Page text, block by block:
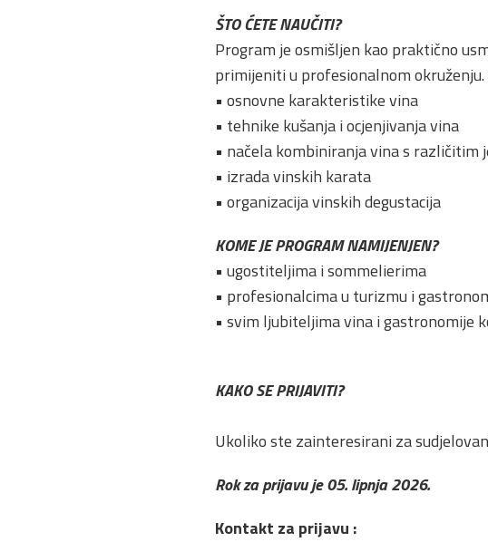
ŠTO ĆETE NAUČITI?
Program je osmišljen kao praktično
primijeniti u profesionalnom okruženju.
• osnovne karakteristike vina
• tehnike kušanja i ocjenjivanja vina
• načela kombiniranja vina s različitim
• izrada vinskih karata
• organizacija vinskih degustacija
KOME JE PROGRAM NAMIJENJEN?
• ugostiteljima i sommelierima
• profesionalcima u turizmu i
• svim ljubiteljima vina i gastronomije
KAKO SE PRIJAVITI?
Ukoliko ste zainteresirani za
Rok za prijavu je 05. lipnja 2026.
Kontakt za prijavu :